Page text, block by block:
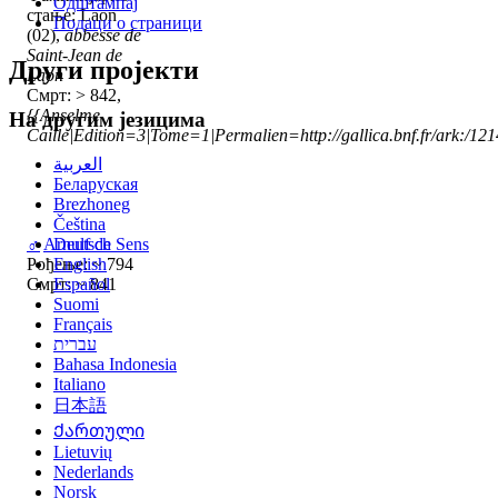
стање: Laon
(02),abbesse de
Saint-Jean de
Laon
Смрт: > 842,
{{Anselme
Caille|Edition=3|Tome=1|Permalien=http://gallica.bnf.fr/ark:/
♂ Arnulf de Sens
Рођење: ~ 794
Смрт: ~ 841
Подаци о страници
Други пројекти
На другим језицима
العربية
Беларуская
Brezhoneg
Čeština
Deutsch
English
Español
Suomi
Français
עברית
Bahasa Indonesia
Italiano
日本語
Ქართული
Lietuvių
Nederlands
Norsk